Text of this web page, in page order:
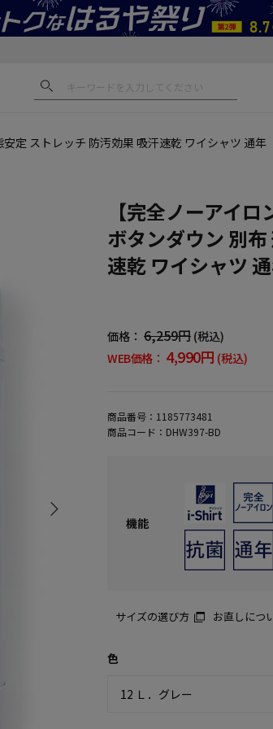
定 ストレッチ 防汚効果 吸汗速乾 ワイシャツ 通年
【完全ノーアイ
ボタンダウン 別
速乾 ワイシャツ
価格： 6,259円 (税込)
WEB価格： 4,990円 (税込)
商品番号： 1185773481
商品コード： DHW397-BD
機能
サイズの選び方 お直しにつ
色